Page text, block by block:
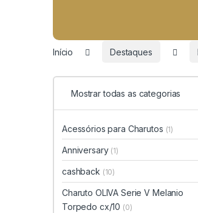
Início Destaques
Mostrar todas as categorias
Acessórios para Charutos (1)
Anniversary (1)
cashback (10)
Charuto OLIVA Serie V Melanio
Torpedo cx/10 (0)